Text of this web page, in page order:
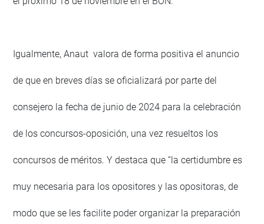
Igualmente, Anaut valora de forma positiva el anuncio
de que en breves días se oficializará por parte del
consejero la fecha de junio de 2024 para la celebración
de los concursos-oposición, una vez resueltos los
concursos de méritos. Y destaca que “la certidumbre es
muy necesaria para los opositores y las opositoras, de
modo que se les facilite poder organizar la preparación